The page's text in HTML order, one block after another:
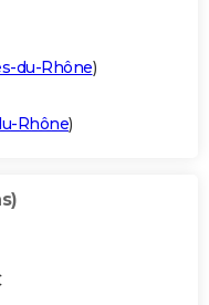
du-Rhône)
Rhône)